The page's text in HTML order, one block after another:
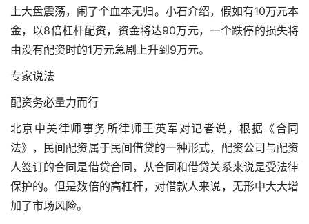
上大盘震荡，闹了个血本无归。小石介绍，假如有10万元本
金，以8倍杠杆配资，资金将达90万元，一个跌停的损失将
由没有配资时的1万元急剧上升到9万元。
专家说法
配资务必量力而行
北京中关律师事务所律师王英军对记者说，根据《合同
法》，民间配资属于民间借贷的一种形式，配资公司与配资
人签订的合同是借贷合同，从合同和借贷关系来说是受法律
保护的。但是数倍的高杠杆，对借款人来说，无形中大大增
加了市场风险。